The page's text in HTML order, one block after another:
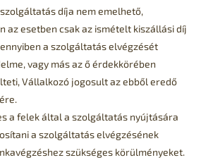
díja nem emelhető,
az esetben csak az ismételt kiszállási díj
a szolgáltatás elvégzését
vagy más az ő érdekkörében
Vállalkozó jogosult az ebből eredő
a felek által a szolgáltatás nyújtására
a szolgáltatás elvégzésének
szükséges körülményeket.